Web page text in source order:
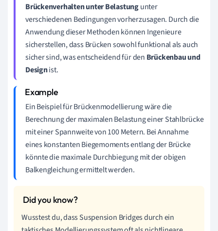
Brückenverhalten unter Belastungunter
verschiedenen Bedingungen vorherzusagen. Durch die
Anwendung dieser Methoden können Ingenieure
sicherstellen, dass Brücken sowohl funktional als auch
sicher sind, was entscheidend für den Brückenbau und
Designist.
Ein Beispiel für Brückenmodellierung wäre die
Berechnung der maximalen Belastung einer Stahlbrücke
mit einer Spannweite von 100 Metern. Bei Annahme
eines konstanten Biegemoments entlang der Brücke
könnte die maximale Durchbiegung mit der obigen
Balkengleichung ermittelt werden.
Wusstest du, dass Suspension Bridges durch ein